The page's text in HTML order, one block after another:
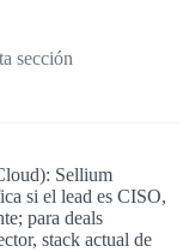
sección
Sellium
si el lead es CISO,
para deals
stack actual de